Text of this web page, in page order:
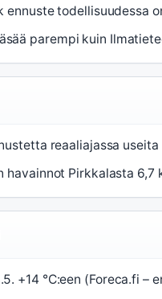
ennuste todellisuudessa
parempi kuin
reaaliajassa
havainnot Pirkkalasta 6,7
+14 °C:een (Foreca.fi –